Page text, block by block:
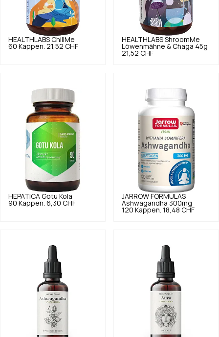
HEALTHLABS ChillMe
60 Kappen. 21,52 CHF
HEALTHLABS ShroomMe
Löwenmähne & Chaga 45g
21,52 CHF
HEPATICA Gotu Kola
90 Kappen. 6,30 CHF
JARROW FORMULAS
Ashwagandha 300mg
120 Kappen. 18,48 CHF